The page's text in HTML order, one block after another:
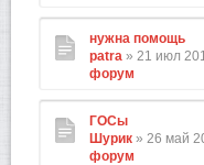
нужна помощь
patra » 21 июл
форум
ГОСы
Шурик » 26 май
форум